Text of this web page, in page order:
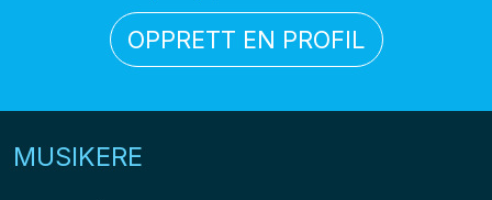
OPPRETT EN PROFIL
MUSIKERE